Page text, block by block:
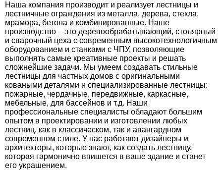
Наша компания производит и реализует лестницы и
лестничные ограждения из металла, дерева, стекла,
мрамора, бетона и комбинированные. Наше
производство – это деревообрабатывающий, столярный
и сварочный цеха с современным высокотехнологичным
оборудованием и станками с ЧПУ, позволяющие
выполнять самые креативные проекты и решать
сложнейшие задачи. Мы умеем создавать стильные
лестницы для частных домов с оригинальными
коваными деталями и специализированные лестницы:
пожарные, чердачные, передвижные, каркасные,
мебельные, для бассейнов и т.д. Наши
профессиональные специалисты обладают большим
опытом в проектировании и изготовлении любых
лестниц, как в классическом, так и авангардном
современном стиле. У нас работают дизайнеры и
архитекторы, которые знают, как создать лестницу,
которая гармонично впишется в ваше здание и станет
его украшением.